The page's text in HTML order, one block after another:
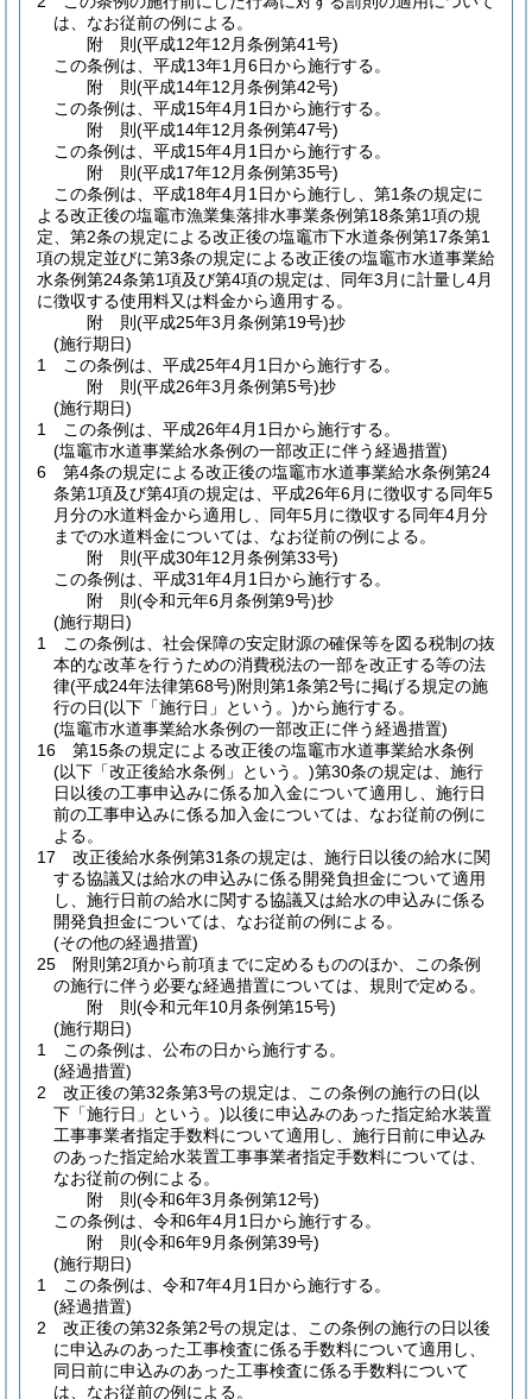
は、なお従前の例による。
附 則(平成12年12月条例第41号)
この条例は、平成13年1月6日から施行する。
附 則(平成14年12月条例第42号)
この条例は、平成15年4月1日から施行する。
附 則(平成14年12月条例第47号)
この条例は、平成15年4月1日から施行する。
附 則(平成17年12月条例第35号)
この条例は、平成18年4月1日から施行し、第1条の規定に
よる改正後の塩竈市漁業集落排水事業条例第18条第1項の規
定、第2条の規定による改正後の塩竈市下水道条例第17条第1
項の規定並びに第3条の規定による改正後の塩竈市水道事業給
水条例第24条第1項及び第4項の規定は、同年3月に計量し4月
に徴収する使用料又は料金から適用する。
附 則(平成25年3月条例第19号)抄
(施行期日)
1
この条例は、平成25年4月1日から施行する。
附 則(平成26年3月条例第5号)抄
(施行期日)
1
この条例は、平成26年4月1日から施行する。
(塩竈市水道事業給水条例の一部改正に伴う経過措置)
6
第4条の規定による改正後の塩竈市水道事業給水条例第24
条第1項及び第4項の規定は、平成26年6月に徴収する同年5
月分の水道料金から適用し、同年5月に徴収する同年4月分
までの水道料金については、なお従前の例による。
附 則(平成30年12月条例第33号)
この条例は、平成31年4月1日から施行する。
附 則(令和元年6月条例第9号)抄
(施行期日)
1
この条例は、社会保障の安定財源の確保等を図る税制の抜
本的な改革を行うための消費税法の一部を改正する等の法
律(平成24年法律第68号)附則第1条第2号に掲げる規定の施
行の日(以下「施行日」という。)から施行する。
(塩竈市水道事業給水条例の一部改正に伴う経過措置)
16
第15条の規定による改正後の塩竈市水道事業給水条例
(以下「改正後給水条例」という。)第30条の規定は、施行
日以後の工事申込みに係る加入金について適用し、施行日
前の工事申込みに係る加入金については、なお従前の例に
よる。
17
改正後給水条例第31条の規定は、施行日以後の給水に関
する協議又は給水の申込みに係る開発負担金について適用
し、施行日前の給水に関する協議又は給水の申込みに係る
開発負担金については、なお従前の例による。
(その他の経過措置)
25
附則第2項から前項までに定めるもののほか、この条例
の施行に伴う必要な経過措置については、規則で定める。
附 則(令和元年10月条例第15号)
(施行期日)
1
この条例は、公布の日から施行する。
(経過措置)
2
改正後の第32条第3号の規定は、この条例の施行の日(以
下「施行日」という。)以後に申込みのあった指定給水装置
工事事業者指定手数料について適用し、施行日前に申込み
のあった指定給水装置工事事業者指定手数料については、
なお従前の例による。
附 則(令和6年3月条例第12号)
この条例は、令和6年4月1日から施行する。
附 則(令和6年9月条例第39号)
(施行期日)
1
この条例は、令和7年4月1日から施行する。
(経過措置)
2
改正後の第32条第2号の規定は、この条例の施行の日以後
に申込みのあった工事検査に係る手数料について適用し、
同日前に申込みのあった工事検査に係る手数料について
は、なお従前の例による。